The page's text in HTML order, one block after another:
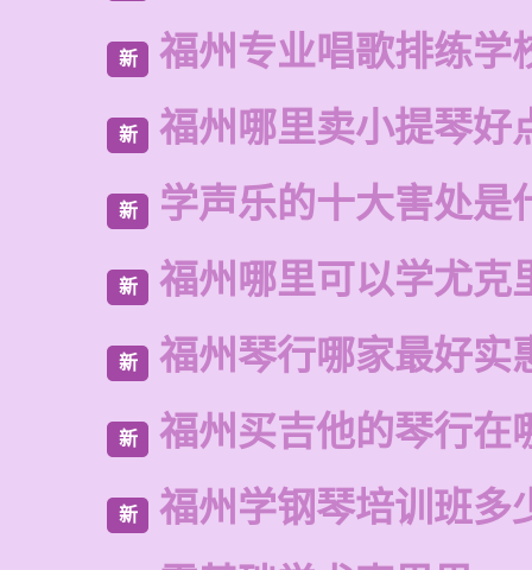
新 福州专业唱歌排练学
新 福州哪里卖小提琴好
新 学声乐的十大害处是
新 福州哪里可以学尤克
新 福州琴行哪家最好实
新 福州买吉他的琴行在
新 福州学钢琴培训班多